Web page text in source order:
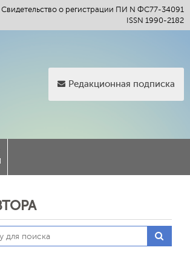
Свидетельство о регистрации ПИ N ФС77-34091
ISSN 1990-2182
Редакционная подписка